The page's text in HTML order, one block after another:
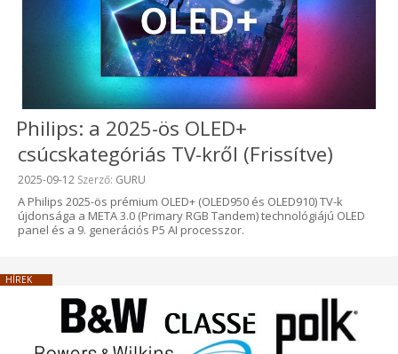
Philips: a 2025-ös OLED+
csúcskategóriás TV-kről (Frissítve)
Beküldve:
2025-09-12 Szerző: GURU
A Philips 2025-ös prémium OLED+ (OLED950 és OLED910) TV-k
újdonsága a META 3.0 (Primary RGB Tandem) technológiájú OLED
panel és a 9. generációs P5 AI processzor.
HÍREK